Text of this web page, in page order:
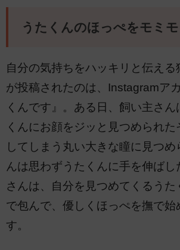
うたくんのほっぺをモミ
自分の気持ちをハッキリと伝える
が投稿されたのは、Instagramア
くんです』。ある日、飼い主さん
くんにお顔をジッと見つめられた
してしまう丸い大きな瞳に見つめ
んは思わずうたくんに手を伸ばし
さんは、自分を見つめてくるうた
で包んで、優しくほっぺを撫で始
す。